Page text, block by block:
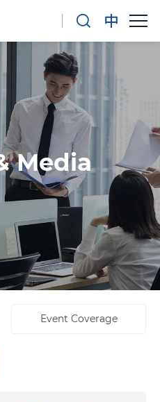
Media
Event Coverage